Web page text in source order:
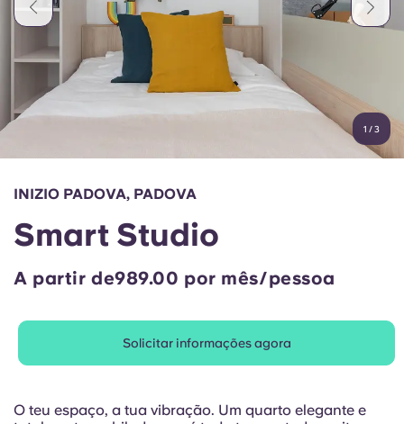
Conta Língua
Chinese
Español
Català
Català Deutsch
Italian French
1 /3
INIZIO PADOVA, PADOVA
Smart Studio
A partir de989.00 por mês/pessoa
Solicitar informações agora
O teu espaço, a tua vibração. Um quarto elegante e